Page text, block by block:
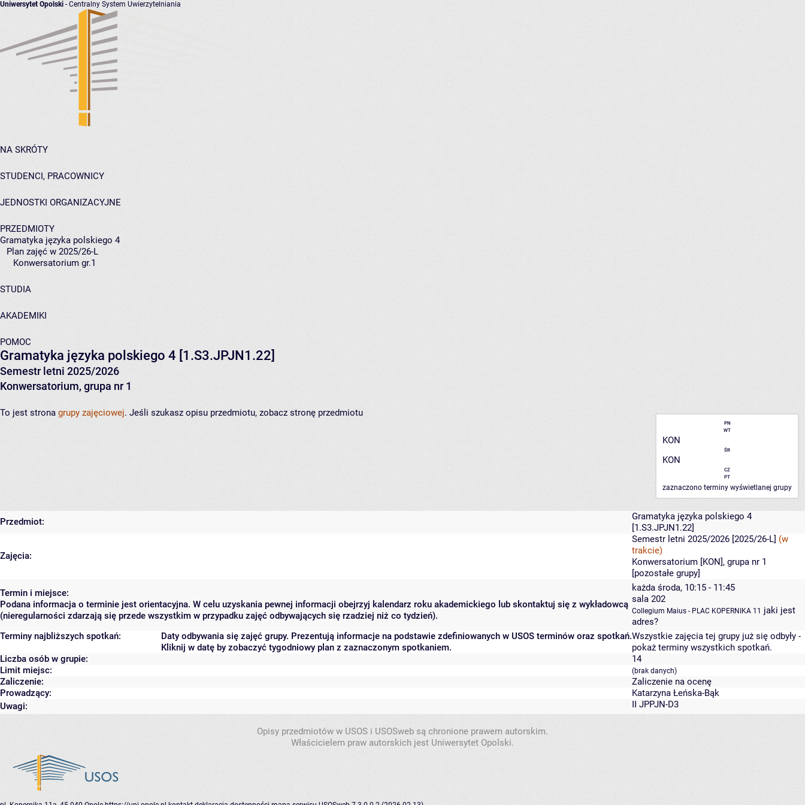
Uniwersytet Opolski - Centralny System Uwierzytelniania
NA SKRÓTY
STUDENCI, PRACOWNICY
JEDNOSTKI ORGANIZACYJNE
PRZEDMIOTY
Gramatyka języka polskiego 4
Plan zajęć w 2025/26-L
Konwersatorium gr.1
STUDIA
AKADEMIKI
POMOC
Gramatyka języka polskiego 4 [1.S3.JPJN1.22]
Semestr letni 2025/2026
Konwersatorium, grupa nr 1
PN
WT
KON
ŚR
KON
CZ
PT
zaznaczono terminy wyświetlanej grupy
To jest strona grupy zajęciowej. Jeśli szukasz opisu przedmiotu, zobacz stronę przedmiotu
Przedmiot:
Gramatyka języka polskiego 4
[1.S3.JPJN1.22]
Zajęcia:
Semestr letni 2025/2026 [2025/26-L] (w
trakcie)
Konwersatorium [KON], grupa nr 1
[pozostałe grupy]
Termin i miejsce:
Podana informacja o terminie jest orientacyjna. W celu uzyskania pewnej informacji obejrzyj kalendarz roku akademickiego lub skontaktuj się z wykładowcą
(nieregularności zdarzają się przede wszystkim w przypadku zajęć odbywających się rzadziej niż co tydzień).
każda środa, 10:15 - 11:45
sala 202
Collegium Maius - PLAC KOPERNIKA 11
jaki jest
adres?
Terminy najbliższych spotkań:
Daty odbywania się zajęć grupy. Prezentują informacje na podstawie zdefiniowanych w USOS terminów oraz spotkań.
Kliknij w datę by zobaczyć tygodniowy plan z zaznaczonym spotkaniem.
Wszystkie zajęcia tej grupy już się odbyły -
pokaż terminy wszystkich spotkań.
Liczba osób w grupie:
14
Limit miejsc:
(brak danych)
Zaliczenie:
Zaliczenie na ocenę
Prowadzący:
Katarzyna Łeńska-Bąk
Uwagi:
II JPPJN-D3
Opisy przedmiotów w USOS i USOSweb są chronione prawem autorskim.
Właścicielem praw autorskich jest Uniwersytet Opolski.